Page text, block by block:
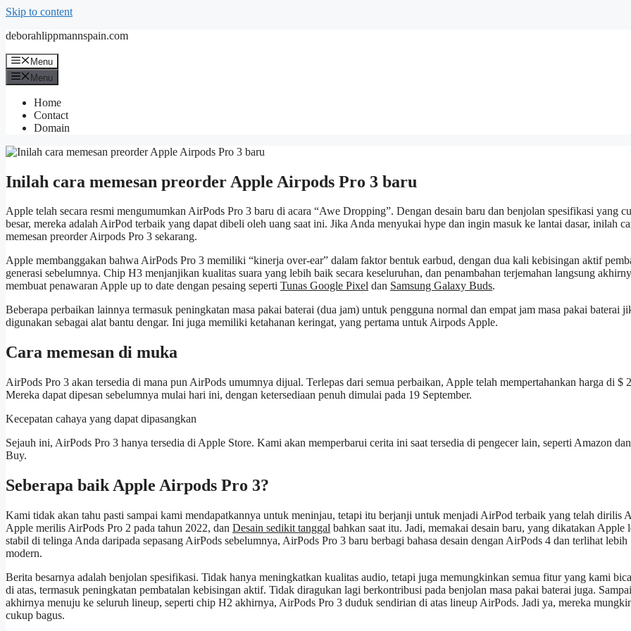
Skip to content
deborahlippmannspain.com
Menu
Menu
Home
Contact
Domain
Inilah cara memesan preorder Apple Airpods Pro 3 baru
Apple telah secara resmi mengumumkan AirPods Pro 3 baru di acara “Awe Dropping”. Dengan desain baru dan benjolan spesifikasi yang
besar, mereka adalah AirPod terbaik yang dapat dibeli oleh uang saat ini. Jika Anda menyukai hype dan ingin masuk ke lantai dasar, inilah
memesan preorder Airpods Pro 3 sekarang.
Apple membanggakan bahwa AirPods Pro 3 memiliki “kinerja over-ear” dalam faktor bentuk earbud, dengan dua kali kebisingan aktif
generasi sebelumnya. Chip H3 menjanjikan kualitas suara yang lebih baik secara keseluruhan, dan penambahan terjemahan langsung
membuat penawaran Apple up to date dengan pesaing seperti Tunas Google Pixel dan Samsung Galaxy Buds.
Beberapa perbaikan lainnya termasuk peningkatan masa pakai baterai (dua jam) untuk pengguna normal dan empat jam masa pakai baterai
digunakan sebagai alat bantu dengar. Ini juga memiliki ketahanan keringat, yang pertama untuk Airpods Apple.
Cara memesan di muka
AirPods Pro 3 akan tersedia di mana pun AirPods umumnya dijual. Terlepas dari semua perbaikan, Apple telah mempertahankan harga di $
Mereka dapat dipesan sebelumnya mulai hari ini, dengan ketersediaan penuh dimulai pada 19 September.
Kecepatan cahaya yang dapat dipasangkan
Sejauh ini, AirPods Pro 3 hanya tersedia di Apple Store. Kami akan memperbarui cerita ini saat tersedia di pengecer lain, seperti Amazon
Buy.
Seberapa baik Apple Airpods Pro 3?
Kami tidak akan tahu pasti sampai kami mendapatkannya untuk meninjau, tetapi itu berjanji untuk menjadi AirPod terbaik yang telah dirilis
Apple merilis AirPods Pro 2 pada tahun 2022, dan Desain sedikit tanggal bahkan saat itu. Jadi, memakai desain baru, yang dikatakan Apple
stabil di telinga Anda daripada sepasang AirPods sebelumnya, AirPods Pro 3 baru berbagi bahasa desain dengan AirPods 4 dan terlihat lebih
modern.
Berita besarnya adalah benjolan spesifikasi. Tidak hanya meningkatkan kualitas audio, tetapi juga memungkinkan semua fitur yang kami
di atas, termasuk peningkatan pembatalan kebisingan aktif. Tidak diragukan lagi berkontribusi pada benjolan masa pakai baterai juga.
akhirnya menuju ke seluruh lineup, seperti chip H2 akhirnya, AirPods Pro 3 duduk sendirian di atas lineup AirPods. Jadi ya, mereka
cukup bagus.